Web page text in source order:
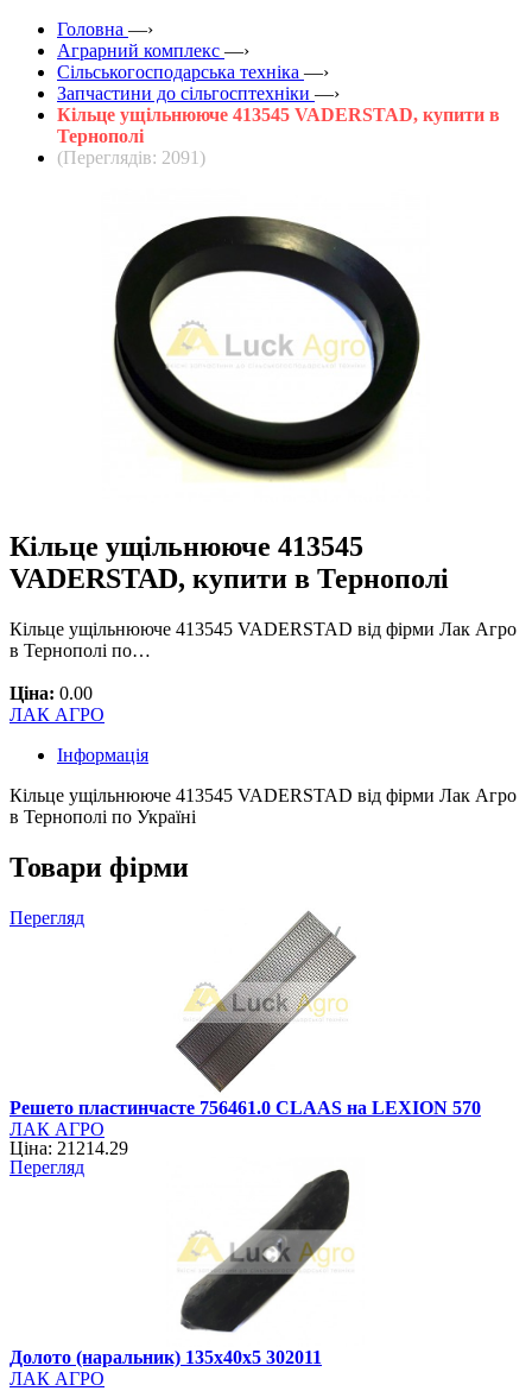
Головна —›
Аграрний комплекс —›
Сільськогосподарська техніка —›
Запчастини до сільгосптехніки —›
Кільце ущільнююче 413545 VADERSTAD, купити в
Тернополі
(Переглядів: 2091)
Кільце ущільнююче 413545
VADERSTAD, купити в Тернополі
Кільце ущільнююче 413545 VADERSTAD від фірми Лак Агро
в Тернополі по…
Ціна: 0.00
ЛАК АГРО
Інформація
Кільце ущільнююче 413545 VADERSTAD від фірми Лак Агро
в Тернополі по Україні
Товари фірми
Перегляд
Решето пластинчасте 756461.0 CLAAS на LEXION 570
ЛАК АГРО
Ціна: 21214.29
Перегляд
Долото (наральник) 135х40х5 302011
ЛАК АГРО